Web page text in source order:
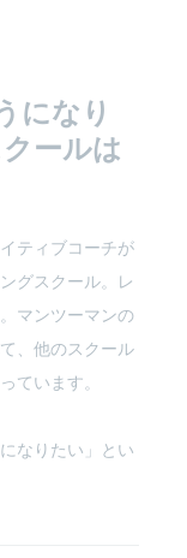
になり
ールは
ティブコーチが
グスクール。レ
マンツーマンの
、他のスクール
ています。
なりたい」とい